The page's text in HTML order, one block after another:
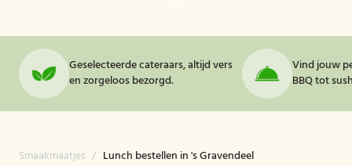
Geselecteerde cateraars, altijd vers
en zorgeloos bezorgd.
Vind jouw
BBQ tot
Smaakmaatjes / Lunch bestellen in 's Gravendeel